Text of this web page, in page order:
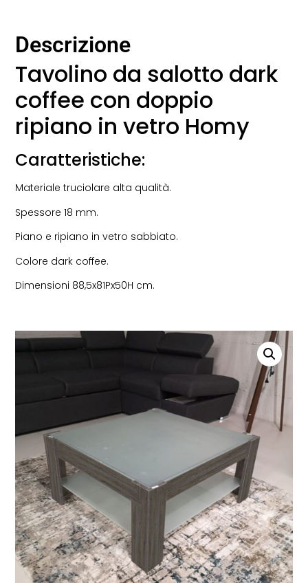
Descrizione
Tavolino da salotto dark
coffee con doppio
ripiano in vetro Homy
Caratteristiche:
Materiale truciolare alta qualità.
Spessore 18 mm.
Piano e ripiano in vetro sabbiato.
Colore dark coffee.
Dimensioni 88,5x81Px50H cm.